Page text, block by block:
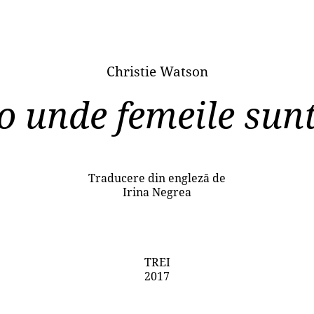
Christie Watson
unde femeile
Traducere din engleză de
Irina Negrea
TREI
2017